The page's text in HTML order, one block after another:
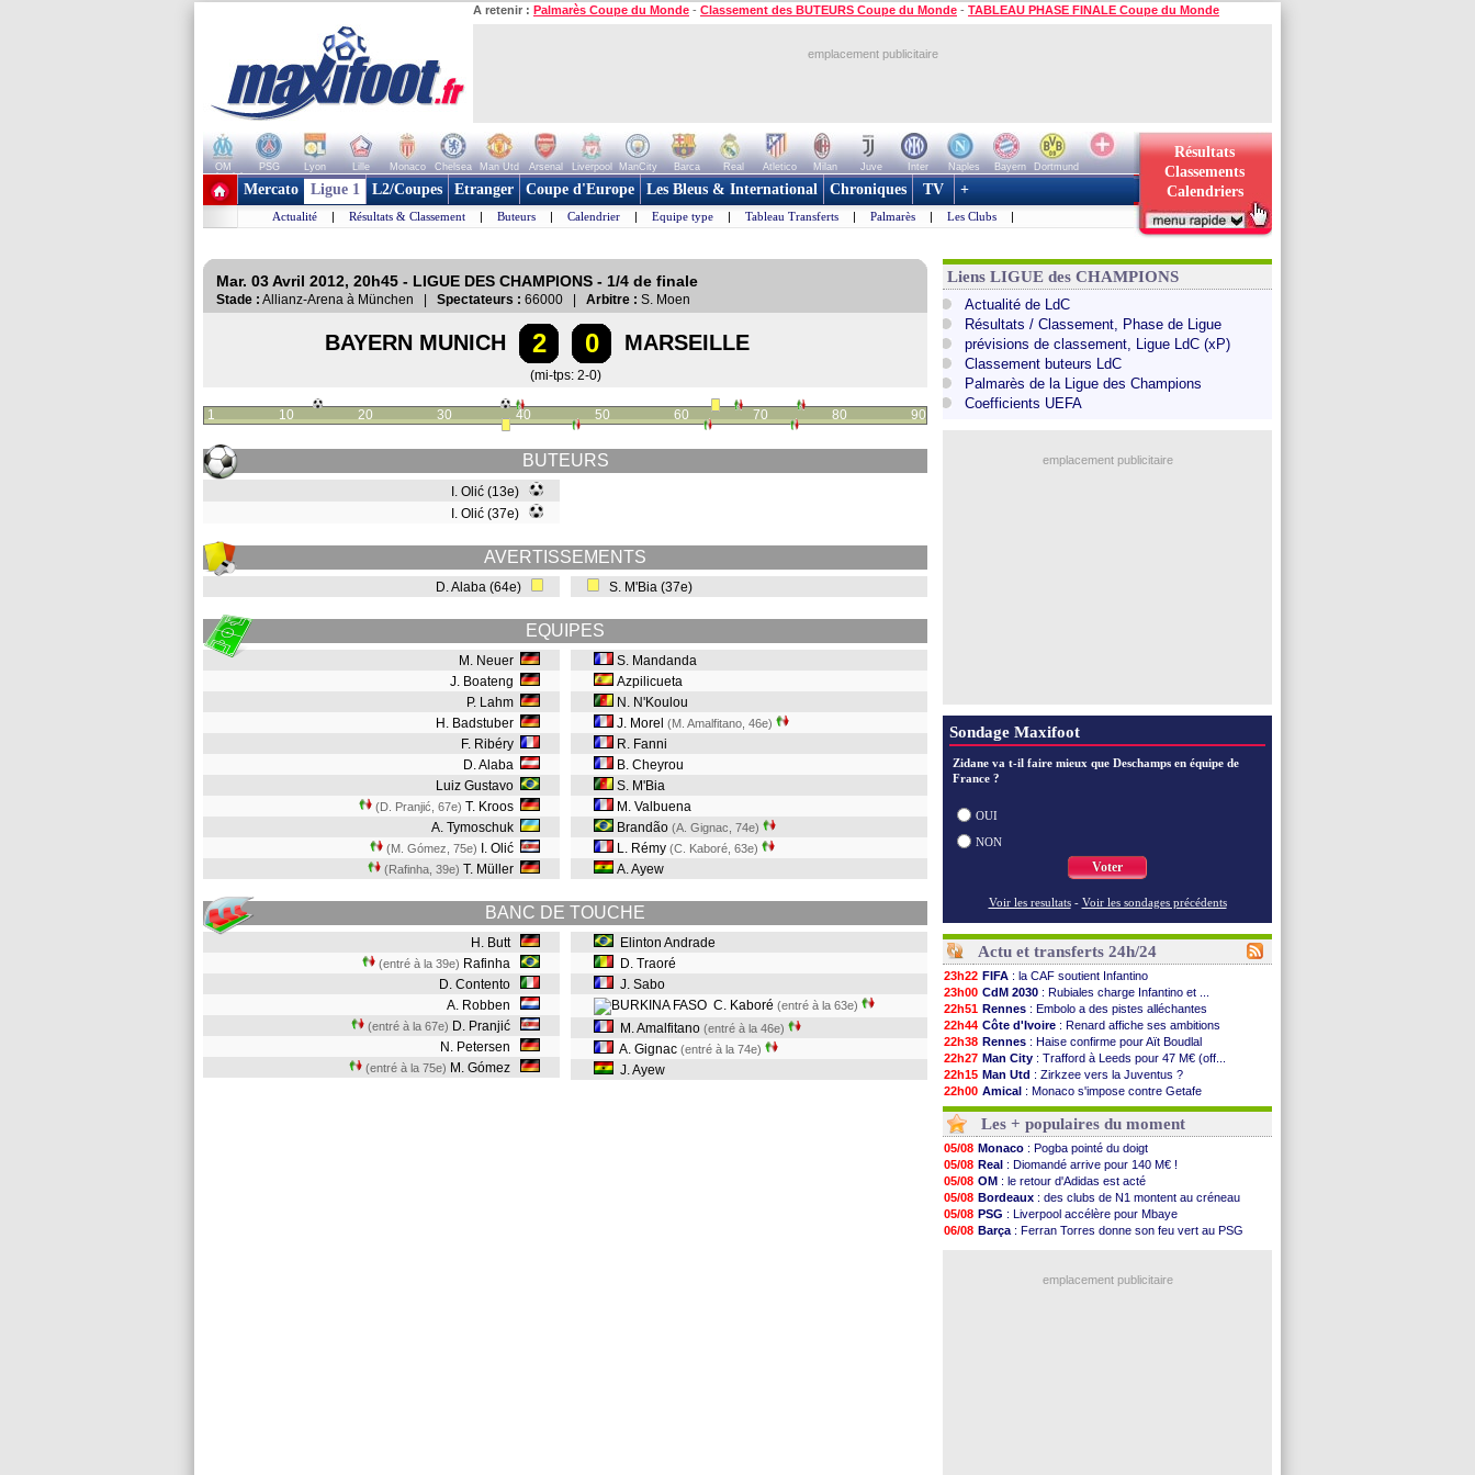
A retenir : Palmarès Coupe du Monde - Classement des BUTEURS Coupe du Monde - TABLEAU PHASE FINALE Coupe du Monde
emplacement publicitaire
OM PSG Lyon Lille Monaco Chelsea Man Utd Arsenal Liverpool ManCity Barca Real Atletico Milan Juve Inter Naples Bayern
Dortmund
+ de clubs
Résultats
Classements
Calendriers
Mercato Ligue 1 L2/Coupes Etranger Coupe d'Europe Les Bleus & International Chroniques TV +
Actualité | Résultats & Classement | Buteurs | Calendrier | Equipe type | Tableau Transferts | Palmarès | Les Clubs |
Mar. 03 Avril 2012, 20h45 - LIGUE DES CHAMPIONS - 1/4 de finale
Stade : Allianz-Arena à München | Spectateurs : 66000 | Arbitre : S. Moen
BAYERN MUNICH 2 0 MARSEILLE
(mi-tps: 2-0)
1 10 20 30 40 50 60 70 80 90
BUTEURS
I. Olić (13e)
I. Olić (37e)
AVERTISSEMENTS
D. Alaba (64e) S. M'Bia (37e)
EQUIPES
M. Neuer
J. Boateng
P. Lahm
H. Badstuber
F. Ribéry
D. Alaba
Luiz Gustavo
(D. Pranjić, 67e) T. Kroos
A. Tymoschuk
(M. Gómez, 75e) I. Olić
(Rafinha, 39e) T. Müller
S. Mandanda
Azpilicueta
N. N'Koulou
J. Morel (M. Amalfitano, 46e)
R. Fanni
B. Cheyrou
S. M'Bia
M. Valbuena
Brandão (A. Gignac, 74e)
L. Rémy (C. Kaboré, 63e)
A. Ayew
BANC DE TOUCHE
H. Butt
(entré à la 39e) Rafinha
D. Contento
A. Robben
(entré à la 67e) D. Pranjić
N. Petersen
(entré à la 75e) M. Gómez
Elinton Andrade
D. Traoré
J. Sabo
C. Kaboré (entré à la 63e)
M. Amalfitano (entré à la 46e)
A. Gignac (entré à la 74e)
J. Ayew
Liens LIGUE des CHAMPIONS
Actualité de LdC
Résultats / Classement, Phase de Ligue
prévisions de classement, Ligue LdC (xP)
Classement buteurs LdC
Palmarès de la Ligue des Champions
Coefficients UEFA
emplacement publicitaire
Sondage Maxifoot
Zidane va t-il faire mieux que Deschamps en équipe de
France ?
OUI
NON
Voter
Voir les resultats - Voir les sondages précédents
Actu et transferts 24h/24
23h22 FIFA : la CAF soutient Infantino
23h00 CdM 2030 : Rubiales charge Infantino et ...
22h51 Rennes : Embolo a des pistes alléchantes
22h44 Côte d'Ivoire : Renard affiche ses ambitions
22h38 Rennes : Haise confirme pour Aït Boudlal
22h27 Man City : Trafford à Leeds pour 47 M€ (off...
22h15 Man Utd : Zirkzee vers la Juventus ?
22h00 Amical : Monaco s'impose contre Getafe
21h48 Nantes: Der Zakarian et sa relation avec Kita
21h39
OM: le club prêt à libérer Kondogbia ?
21h26 Monaco: le message touchant d'Akliouche
21h05
FIFA: Tebas en remet une couche
20h47
FIFA : l'UEFA maintient la pression
20h30
PSG: Tebas encense Luis Enrique
20h18
Real: Vinicius jusqu'en 2032 (officiel)
20h04
Lyon: Mangala va rejoindre Getafe
19h47
OM: une offre refusée pour Aguerd
: Akliouche a signé (officiel)
Les + populaires du moment
05/08 Monaco : Pogba pointé du doigt
05/08 Real : Diomandé arrive pour 140 M€ !
05/08 OM : le retour d'Adidas est acté
05/08 Bordeaux : des clubs de N1 montent au créneau
05/08 PSG : Liverpool accélère pour Mbaye
06/08 Barça : Ferran Torres donne son feu vert au PSG
emplacement publicitaire